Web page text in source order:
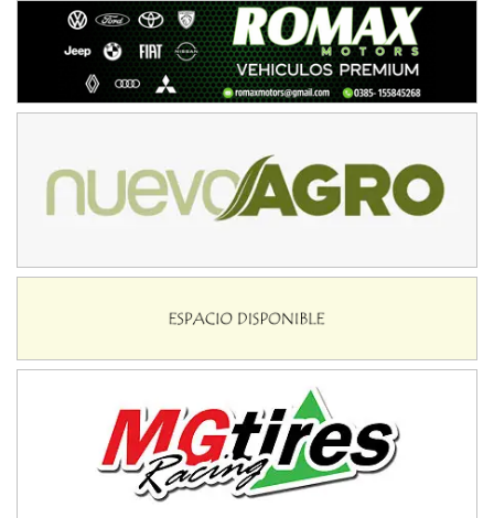
Ramiro Tot (Asfalto)
Baradero (Buenos Aires)
KDO - F6
Ciudad de Trenque Lauquen (Asfalto)
ENTRERRIANO - F6 (POSTERGADA)
Parque de la Velocidad (Asfalto)
Villaguay (Entre Ríos)
Moto Club Reginense (Tierra)
Juventud Unida (Tierra)
Humboldt (Santa Fe)
NORESTE SANTAFESINO - F6